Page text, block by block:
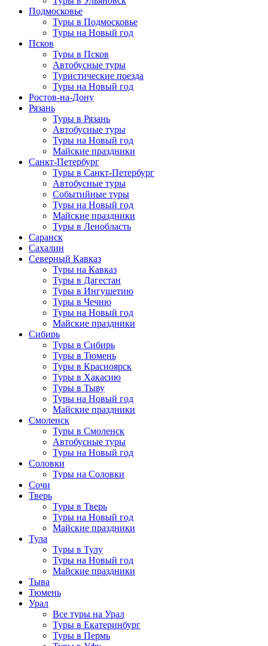
Подмосковье
Туры в Подмосковье
Туры на Новый год
Псков
Туры в Псков
Автобусные туры
Туристические поезда
Туры на Новый год
Ростов-на-Дону
Рязань
Туры в Рязань
Автобусные туры
Туры на Новый год
Майские праздники
Санкт-Петербург
Туры в Санкт-Петербург
Автобусные туры
Событийные туры
Туры на Новый год
Майские праздники
Туры в Ленобласть
Саранск
Сахалин
Северный Кавказ
Туры на Кавказ
Туры в Дагестан
Туры в Ингушетию
Туры в Чечню
Туры на Новый год
Майские праздники
Сибирь
Туры в Сибирь
Туры в Тюмень
Туры в Красноярск
Туры в Хакасию
Туры в Тыву
Туры на Новый год
Майские праздники
Смоленск
Туры в Смоленск
Автобусные туры
Туры на Новый год
Соловки
Туры на Соловки
Сочи
Тверь
Туры в Тверь
Туры на Новый год
Майские праздники
Тула
Туры в Тулу
Туры на Новый год
Майские праздники
Тыва
Тюмень
Урал
Все туры на Урал
Туры в Екатеринбург
Туры в Пермь